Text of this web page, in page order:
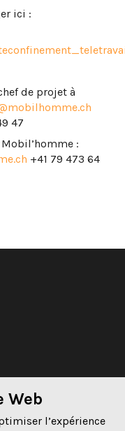
ici :
de projet à
47
:
+41 79 473 64
Web
l’expérience